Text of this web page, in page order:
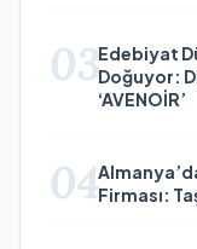
03Edebiyat
Doğuyor:
‘AVENOİR’
04Firması: